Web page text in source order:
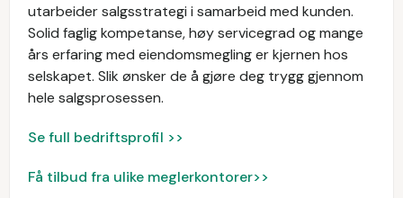
utarbeider salgsstrategi i samarbeid med kunden.
Solid faglig kompetanse, høy servicegrad og mange
års erfaring med eiendomsmegling er kjernen hos
selskapet. Slik ønsker de å gjøre deg trygg gjennom
hele salgsprosessen.
Se full bedriftsprofil >>
Få tilbud fra ulike meglerkontorer>>